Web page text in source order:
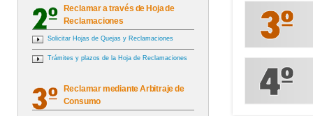
Reclamar a través de Hoja de
Reclamaciones
Solicitar Hojas de Quejas y Reclamaciones
Trámites y plazos de la Hoja de Reclamaciones
Reclamar mediante Arbitraje de
Consumo